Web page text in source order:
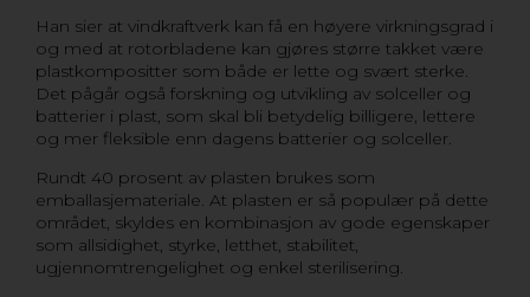
Han sier at vindkraftverk kan få en høyere virkningsgrad i
og med at rotorbladene kan gjøres større takket være
plastkompositter som både er lette og svært sterke.
Det pågår også forskning og utvikling av solceller og
batterier i plast, som skal bli betydelig billigere, lettere
og mer fleksible enn dagens batterier og solceller.
Rundt 40 prosent av plasten brukes som
emballasjemateriale. At plasten er så populær på dette
området, skyldes en kombinasjon av gode egenskaper
som allsidighet, styrke, letthet, stabilitet,
ugjennomtrengelighet og enkel sterilisering.